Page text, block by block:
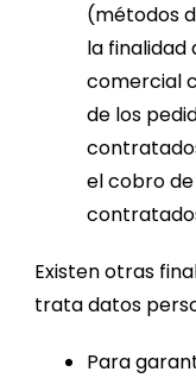
(métodos
la finalidad
comercial
de los
el cobro
Existen otras
trata datos
Para